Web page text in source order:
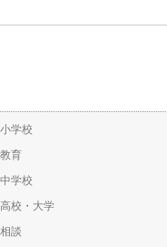
小学校
育
中学校
高校・大学
相談